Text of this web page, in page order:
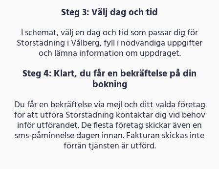
Steg 3: Välj dag och tid
I schemat, välj en dag och tid som passar dig för
Storstädning i Vålberg, fyll i nödvändiga uppgifter
och lämna information om uppdraget.
Steg 4: Klart, du får en bekräftelse på din
bokning
Du får en bekräftelse via mejl och ditt valda företag
för att utföra Storstädning kontaktar dig vid behov
inför utförandet. De flesta företag skickar även en
sms-påminnelse dagen innan. Fakturan skickas inte
förrän tjänsten är utförd.